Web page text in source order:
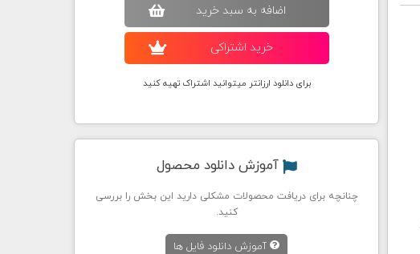
اضافه به سبد خريد
خريد اشتراکی
برای دانلود ارزانتر میتوانید اشتراک تهیه کنید
آموزش دانلود محصول
چنانچه برای دریافت محصولات مشکلی دارید این بخش را بررسی
کنید.
آموزش دانلود فایل ها